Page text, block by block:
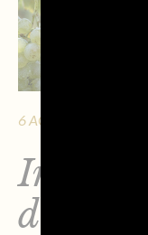
6 AGOSTO 2026 - 2
di